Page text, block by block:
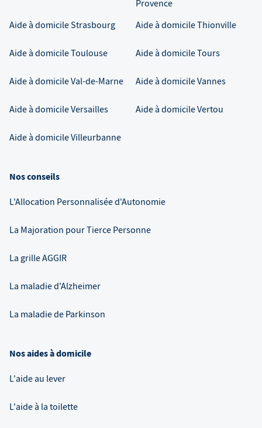
Provence
Aide à domicileStrasbourg Aide à domicileThionville
Aide à domicileToulouse Aide à domicileTours
Aide à domicileVal-de-Marne Aide à domicileVannes
Aide à domicileVersailles Aide à domicileVertou
Aide à domicileVilleurbanne
Nos conseils
L'Allocation Personnalisée d'Autonomie
La Majoration pour Tierce Personne
La grille AGGIR
La maladie d'Alzheimer
La maladie de Parkinson
Nos aides à domicile
L'aide au lever
L'aide à la toilette